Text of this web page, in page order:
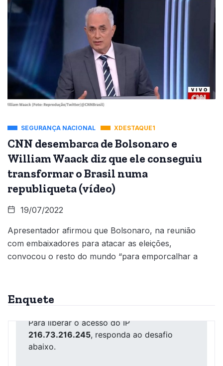
SEGURANÇA NACIONAL XDESTAQUE1
CNN desembarca de Bolsonaro e
William Waack diz que ele conseguiu
transformar o Brasil numa
republiqueta (vídeo)
19/07/2022
Apresentador afirmou que Bolsonaro, na reunião
com embaixadores para atacar as eleições,
convocou o resto do mundo “para emporcalhar a
Enquete